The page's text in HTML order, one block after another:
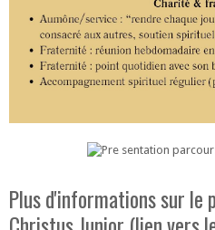
Plus d'informations sur le